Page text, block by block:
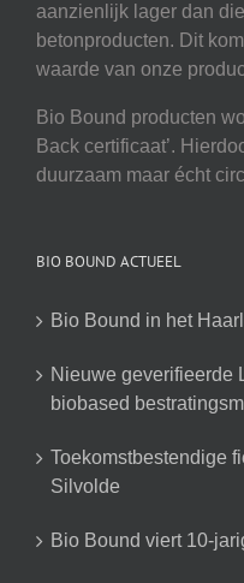
aanzienlijk lager dan
betonproducten. Dit
waarde van onze
Bio Bound producten
Back certificaat’.
duurzaam maar écht
BIO BOUND ACTUEEL
Bio Bound in het
Nieuwe geverifieerde
biobased
Toekomstbestendige
Silvolde
Bio Bound viert 10-